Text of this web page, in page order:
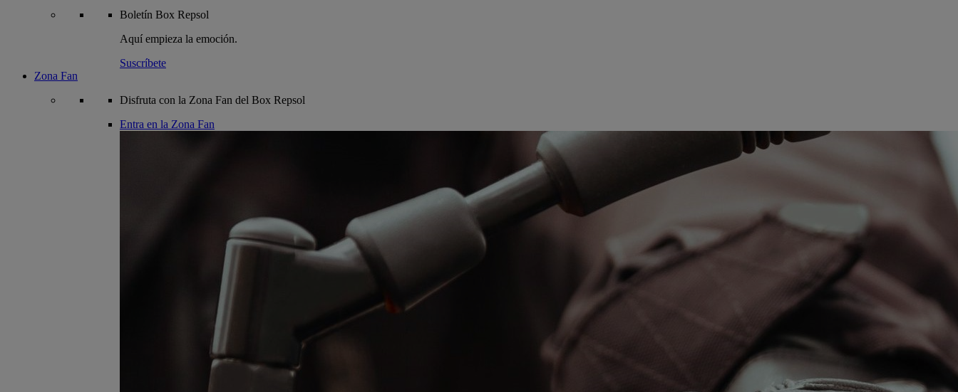
Boletín Box Repsol
Aquí empieza la emoción.
Suscríbete
Zona Fan
Disfruta con la Zona Fan del Box Repsol
Entra en la Zona Fan